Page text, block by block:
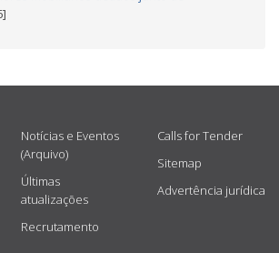
Notícias e Eventos
(Arquivo)
Últimas
atualizações
Recrutamento
Calls for Tender
Sitemap
Advertência jurídica